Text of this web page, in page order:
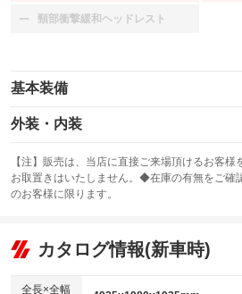
頸部衝撃緩和ヘッドレスト
：装備なし
基本装備
エアバッグ：運転席/助手席/サイド
：装備あり
：装備なし
サンルーフ
：装備あり
リフトアップ
：装備なし
：装備あり
外装・内装
カーナビ：SDナビ
：装備あり
TV：フルセグ
：装備あり
ビジュアル
：装備なし
：装備あり
【注】販売は、当店に直接ご来場頂けるお客
お取置きはいたしません。◆在庫の有無をご
のお客様に限ります。
カタログ情報(新車時)
全長×全幅